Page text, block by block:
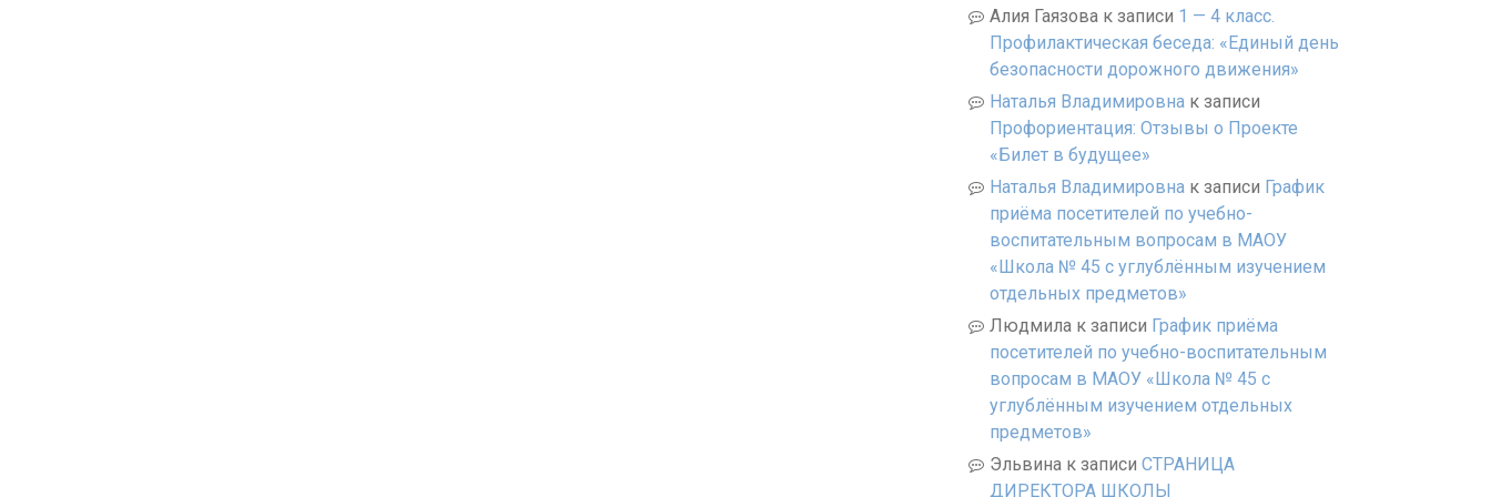
Алия Гаязова к записи 1 — 4 класс.
Профилактическая беседа: «Единый день
безопасности дорожного движения»
Наталья Владимировна к записи
Профориентация: Отзывы о Проекте
«Билет в будущее»
Наталья Владимировна к записи График
приёма посетителей по учебно-
воспитательным вопросам в МАОУ
«Школа № 45 с углублённым изучением
отдельных предметов»
Людмила к записи График приёма
посетителей по учебно-воспитательным
вопросам в МАОУ «Школа № 45 с
углублённым изучением отдельных
предметов»
Эльвина к записи СТРАНИЦА
ДИРЕКТОРА ШКОЛЫ